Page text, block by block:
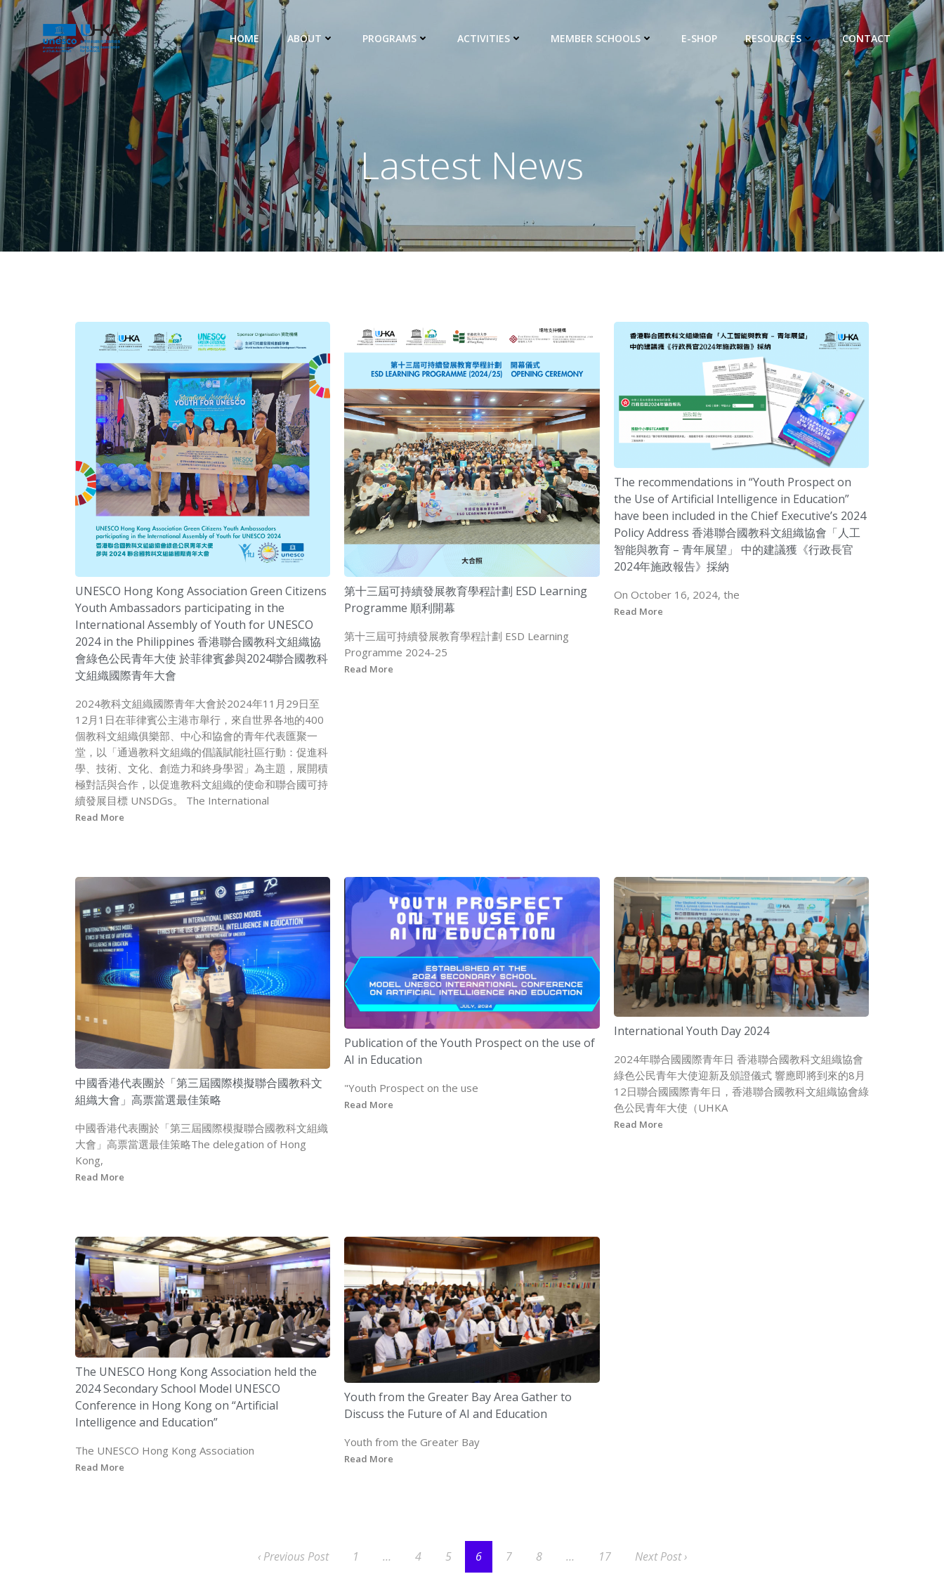
HOME ABOUT PROGRAMS ACTIVITIES MEMBER SCHOOLS E-SHOP RESOURCES CONTACT
Lastest News
UNESCO Hong Kong Association Green Citizens
Youth Ambassadors participating in the
International Assembly of Youth for UNESCO
2024 in the Philippines 香港聯合國教科文組織協
會綠色公民青年大使 於菲律賓參與2024聯合國教科
文組織國際青年大會
2024教科文組織國際青年大會於2024年11月29日至
12月1日在菲律賓公主港市舉行，來自世界各地的400
個教科文組織俱樂部、中心和協會的青年代表匯聚一
堂，以「通過教科文組織的倡議賦能社區行動：促進科
學、技術、文化、創造力和終身學習」為主題，展開積
極對話與合作，以促進教科文組織的使命和聯合國可持
續發展目標 UNSDGs。 The International
Read More
第十三屆可持續發展教育學程計劃 ESD Learning
Programme 順利開幕
第十三屆可持續發展教育學程計劃 ESD Learning
Programme 2024-25
Read More
The recommendations in “Youth Prospect on
the Use of Artificial Intelligence in Education”
have been included in the Chief Executive’s 2024
Policy Address 香港聯合國教科文組織協會「人工
智能與教育 – 青年展望」 中的建議獲《行政長官
2024年施政報告》採納
On October 16, 2024, the
Read More
中國香港代表團於「第三屆國際模擬聯合國教科文
組織大會」高票當選最佳策略
中國香港代表團於「第三屆國際模擬聯合國教科文組織
大會」高票當選最佳策略The delegation of Hong
Kong,
Read More
Publication of the Youth Prospect on the use of
AI in Education
"Youth Prospect on the use
Read More
International Youth Day 2024
2024年聯合國國際青年日 香港聯合國教科文組織協會
綠色公民青年大使迎新及頒證儀式 響應即將到來的8月
12日聯合國國際青年日，香港聯合國教科文組織協會綠
色公民青年大使（UHKA
Read More
The UNESCO Hong Kong Association held the
2024 Secondary School Model UNESCO
Conference in Hong Kong on “Artificial
Intelligence and Education”
The UNESCO Hong Kong Association
Read More
Youth from the Greater Bay Area Gather to
Discuss the Future of AI and Education
Youth from the Greater Bay
Read More
‹ Previous Post 1 … 4 5 6 7 8 … 17 Next Post ›